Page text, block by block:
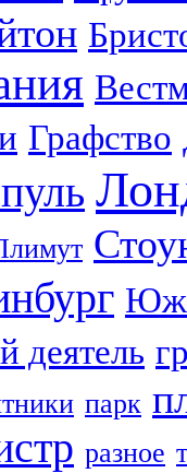
Графство
деятель
парк
разное